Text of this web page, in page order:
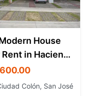
House
in Hacienda
| Ciudad
Costa Rica
Colón, San José